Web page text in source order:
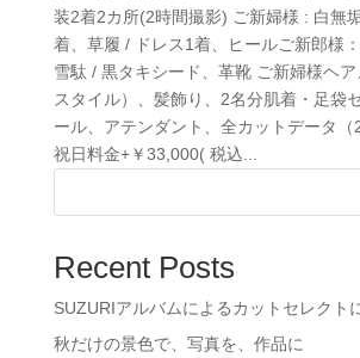
装2着2カ所(2時間撮影) ご新婦様 : 白無
着、草履 / ドレス1着、ヒールご新郎様：
雪駄 / 黒タキシード、革靴 ご新婦様ヘア
スタイル）、髪飾り、2名分肌着・足袋
ール、アテンダント、全カットデータ（
祝日料金+￥33,000( 税込...
Recent Posts
SUZURIアルバムによるカットセレクト
秋だけの景色で、写真を、作品に